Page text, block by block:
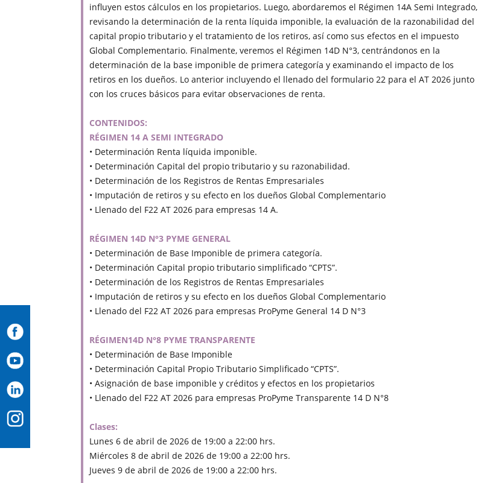
influyen estos cálculos en los propietarios. Luego, abordaremos el Régimen 14A Semi Integrado,
revisando la determinación de la renta líquida imponible, la evaluación de la razonabilidad del
capital propio tributario y el tratamiento de los retiros, así como sus efectos en el impuesto
Global Complementario. Finalmente, veremos el Régimen 14D N°3, centrándonos en la
determinación de la base imponible de primera categoría y examinando el impacto de los
retiros en los dueños. Lo anterior incluyendo el llenado del formulario 22 para el AT 2026 junto
con los cruces básicos para evitar observaciones de renta.
CONTENIDOS:
RÉGIMEN 14 A SEMI INTEGRADO
• Determinación Renta líquida imponible.
• Determinación Capital del propio tributario y su razonabilidad.
• Determinación de los Registros de Rentas Empresariales
• Imputación de retiros y su efecto en los dueños Global Complementario
• Llenado del F22 AT 2026 para empresas 14 A.
RÉGIMEN 14D N°3 PYME GENERAL
• Determinación de Base Imponible de primera categoría.
• Determinación Capital propio tributario simplificado “CPTS”.
• Determinación de los Registros de Rentas Empresariales
• Imputación de retiros y su efecto en los dueños Global Complementario
• Llenado del F22 AT 2026 para empresas ProPyme General 14 D N°3
RÉGIMEN14D N°8 PYME TRANSPARENTE
• Determinación de Base Imponible
• Determinación Capital Propio Tributario Simplificado “CPTS”.
• Asignación de base imponible y créditos y efectos en los propietarios
• Llenado del F22 AT 2026 para empresas ProPyme Transparente 14 D N°8
Clases:
Lunes 6 de abril de 2026 de 19:00 a 22:00 hrs.
Miércoles 8 de abril de 2026 de 19:00 a 22:00 hrs.
Jueves 9 de abril de 2026 de 19:00 a 22:00 hrs.